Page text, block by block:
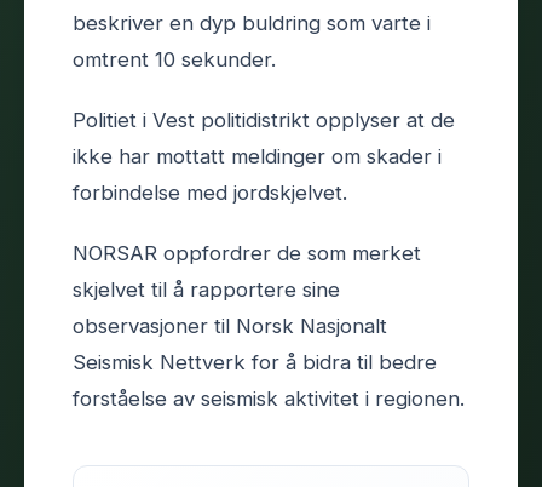
beskriver en dyp buldring som varte i
omtrent 10 sekunder.
Politiet i Vest politidistrikt opplyser at de
ikke har mottatt meldinger om skader i
forbindelse med jordskjelvet.
NORSAR oppfordrer de som merket
skjelvet til å rapportere sine
observasjoner til Norsk Nasjonalt
Seismisk Nettverk for å bidra til bedre
forståelse av seismisk aktivitet i regionen.